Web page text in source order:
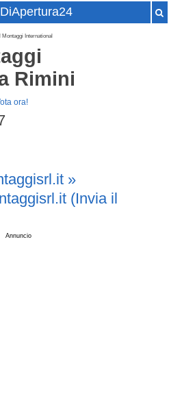
Montaggi International
Rimini
ora!
»
.it (Invia il
Annuncio